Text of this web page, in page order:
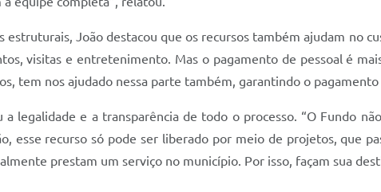
João destacou que os recursos também ajudam no
visitas e entretenimento. Mas o pagamento de pessoal é
tem nos ajudado nessa parte também, garantindo o pagamento
a legalidade e a transparência de todo o processo. “O Fundo
esse recurso só pode ser liberado por meio de projetos, que
prestam um serviço no município. Por isso, façam sua